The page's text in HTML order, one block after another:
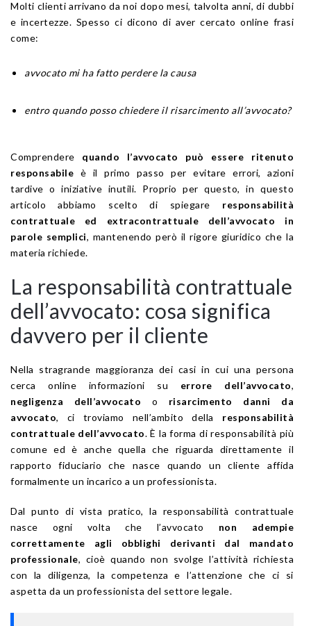
Molti clienti arrivano da noi dopo mesi, talvolta anni, di dubbi
e incertezze. Spesso ci dicono di aver cercato online frasi
come:
avvocato mi ha fatto perdere la causa
entro quando posso chiedere il risarcimento all’avvocato?
Comprendere quando l’avvocato può essere ritenuto
responsabile è il primo passo per evitare errori, azioni
tardive o iniziative inutili. Proprio per questo, in questo
articolo abbiamo scelto di spiegare responsabilità
contrattuale ed extracontrattuale dell’avvocato in
parole semplici, mantenendo però il rigore giuridico che la
materia richiede.
La responsabilità contrattuale
dell’avvocato: cosa significa
davvero per il cliente
Nella stragrande maggioranza dei casi in cui una persona
cerca online informazioni su errore dell’avvocato,
negligenza dell’avvocato o risarcimento danni da
avvocato, ci troviamo nell’ambito della responsabilità
contrattuale dell’avvocato. È la forma di responsabilità più
comune ed è anche quella che riguarda direttamente il
rapporto fiduciario che nasce quando un cliente affida
formalmente un incarico a un professionista.
Dal punto di vista pratico, la responsabilità contrattuale
nasce ogni volta che l’avvocato non adempie
correttamente agli obblighi derivanti dal mandato
professionale, cioè quando non svolge l’attività richiesta
con la diligenza, la competenza e l’attenzione che ci si
aspetta da un professionista del settore legale.